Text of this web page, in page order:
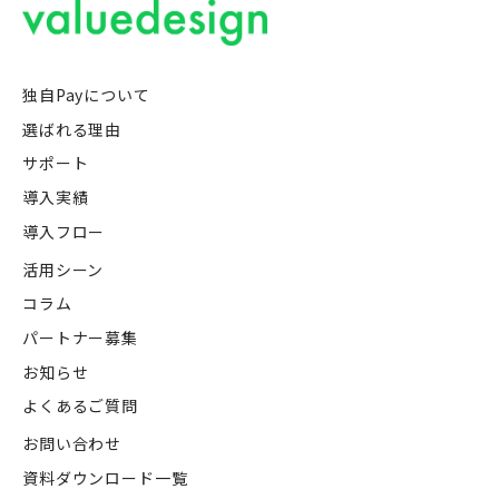
独自Payについて
選ばれる理由
サポート
導入実績
導入フロー
活用シーン
コラム
パートナー募集
お知らせ
よくあるご質問
お問い合わせ
資料ダウンロード一覧